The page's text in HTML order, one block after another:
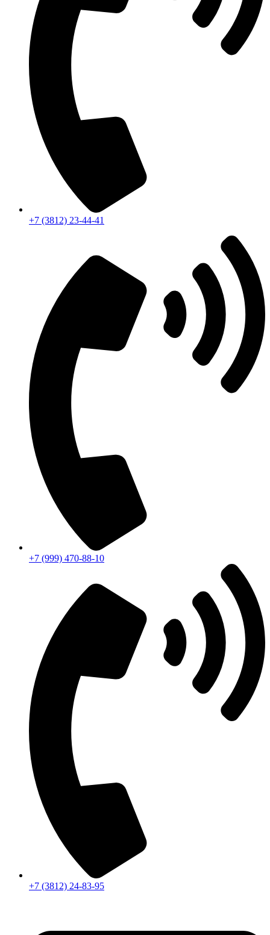
+7 (3812) 23-44-41
+7 (999) 470-88-10
+7 (3812) 24-83-95